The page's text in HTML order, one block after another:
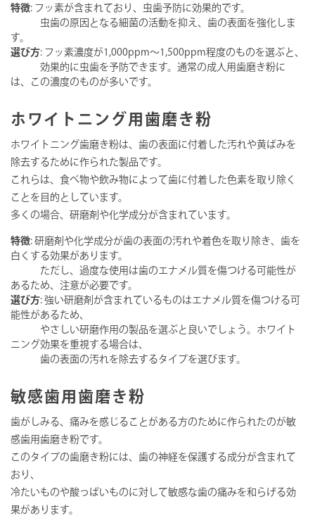
特徴: フッ素が含まれており、虫歯予防に効果的です。
虫歯の原因となる細菌の活動を抑え、歯の表面を強化しま
す。
選び方: フッ素濃度が1,000ppm〜1,500ppm程度のものを選ぶと、
効果的に虫歯を予防できます。通常の成人用歯磨き粉に
は、この濃度のものが多いです。
ホワイトニング用歯磨き粉
ホワイトニング歯磨き粉は、歯の表面に付着した汚れや黄ばみを
除去するために作られた製品です。
これらは、食べ物や飲み物によって歯に付着した色素を取り除く
ことを目的としています。
多くの場合、研磨剤や化学成分が含まれています。
特徴: 研磨剤や化学成分が歯の表面の汚れや着色を取り除き、歯を
白くする効果があります。
ただし、過度な使用は歯のエナメル質を傷つける可能性が
あるため、注意が必要です。
選び方: 強い研磨剤が含まれているものはエナメル質を傷つける可
能性があるため、
やさしい研磨作用の製品を選ぶと良いでしょう。ホワイト
ニング効果を重視する場合は、
歯の表面の汚れを除去するタイプを選びます。
敏感歯用歯磨き粉
歯がしみる、痛みを感じることがある方のために作られたのが敏
感歯用歯磨き粉です。
このタイプの歯磨き粉には、歯の神経を保護する成分が含まれて
おり、
冷たいものや酸っぱいものに対して敏感な歯の痛みを和らげる効
果があります。